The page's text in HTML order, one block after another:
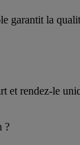
garantit la
et rendez-le
?